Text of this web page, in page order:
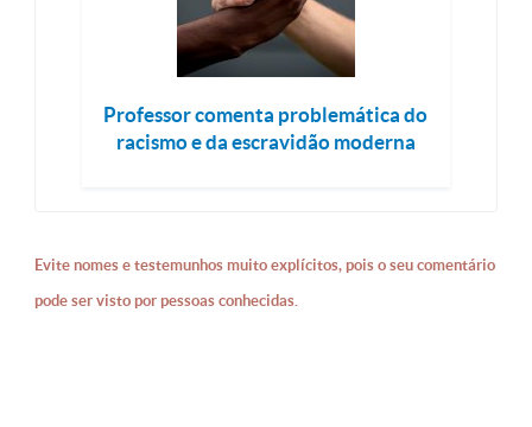
Professor comenta problemática do
racismo e da escravidão moderna
Evite nomes e testemunhos muito explícitos, pois o seu comentário
pode ser visto por pessoas conhecidas.